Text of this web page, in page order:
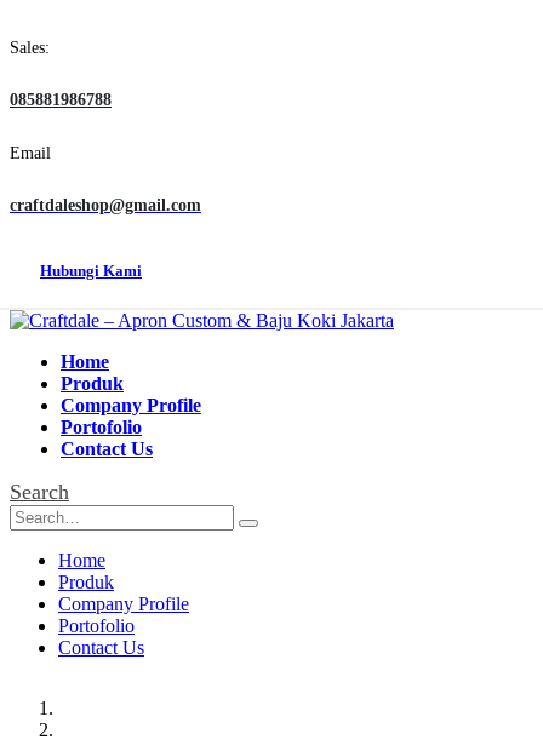
Sales:
085881986788
Email
craftdaleshop@gmail.com
Hubungi Kami
Home
Produk
Company Profile
Portofolio
Contact Us
Search
Home
Produk
Company Profile
Portofolio
Contact Us